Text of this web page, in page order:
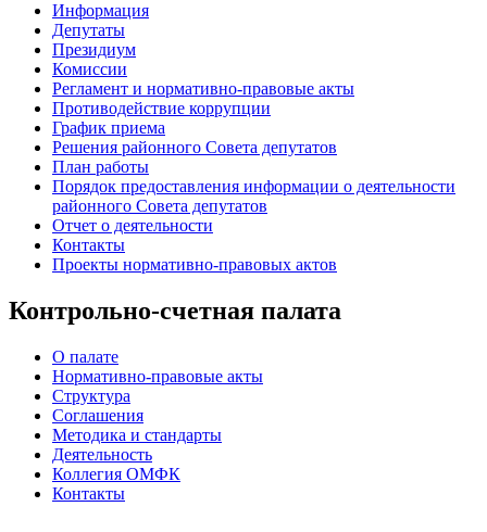
Информация
Депутаты
Президиум
Комиссии
Регламент и нормативно-правовые акты
Противодействие коррупции
График приема
Решения районного Совета депутатов
План работы
Порядок предоставления информации о деятельности
районного Совета депутатов
Отчет о деятельности
Контакты
Проекты нормативно-правовых актов
Контрольно-счетная палата
О палате
Нормативно-правовые акты
Структура
Соглашения
Методика и стандарты
Деятельность
Коллегия ОМФК
Контакты